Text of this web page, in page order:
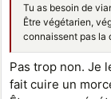
Tu as besoin de
Être végétarien,
connaissent pas la
Pas trop non. Je
fait cuire un